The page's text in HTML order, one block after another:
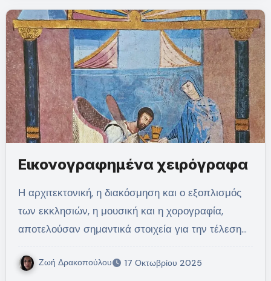
Εικονογραφημένα χειρόγραφα
Η αρχιτεκτονική, η διακόσμηση και ο εξοπλισμός
των εκκλησιών, η μουσική και η χορογραφία,
αποτελούσαν σημαντικά στοιχεία για την τέλεση…
Ζωή Δρακοπούλου 17 Οκτωβρίου 2025